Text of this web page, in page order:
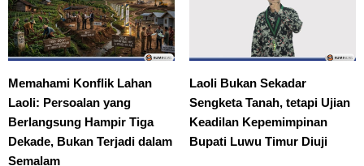
Memahami Konflik Lahan
Laoli: Persoalan yang
Berlangsung Hampir Tiga
Dekade, Bukan Terjadi dalam
Semalam
Laoli Bukan Sekadar
Sengketa Tanah, tetapi Ujian
Keadilan Kepemimpinan
Bupati Luwu Timur Diuji